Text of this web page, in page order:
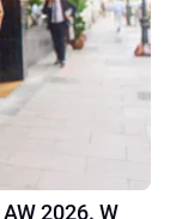
2026. W